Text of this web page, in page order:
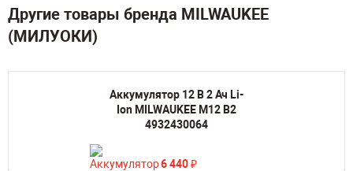
Другие товары бренда MILWAUKEE
(МИЛУОКИ)
Аккумулятор 12 В 2 Ач Li-
Ion MILWAUKEE M12 B2
4932430064
6 440₽